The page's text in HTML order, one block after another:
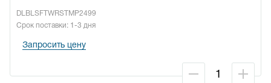
DLBLSFTWRSTMP2499
Срок поставки: 1-3 дня
Запросить цену